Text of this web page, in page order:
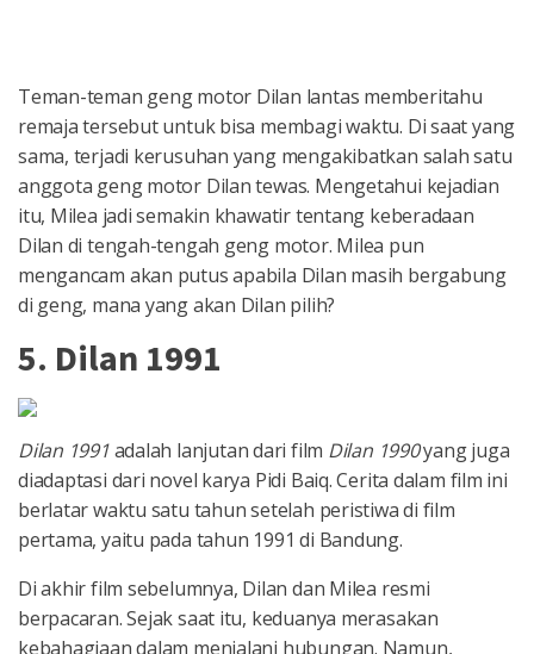
Teman-teman geng motor Dilan lantas memberitahu
remaja tersebut untuk bisa membagi waktu. Di saat yang
sama, terjadi kerusuhan yang mengakibatkan salah satu
anggota geng motor Dilan tewas. Mengetahui kejadian
itu, Milea jadi semakin khawatir tentang keberadaan
Dilan di tengah-tengah geng motor. Milea pun
mengancam akan putus apabila Dilan masih bergabung
di geng, mana yang akan Dilan pilih?
5. Dilan 1991
Dilan 1991adalah lanjutan dari film Dilan 1990yang juga
diadaptasi dari novel karya Pidi Baiq. Cerita dalam film ini
berlatar waktu satu tahun setelah peristiwa di film
pertama, yaitu pada tahun 1991 di Bandung.
Di akhir film sebelumnya, Dilan dan Milea resmi
berpacaran. Sejak saat itu, keduanya merasakan
kebahagiaan dalam menjalani hubungan. Namun,